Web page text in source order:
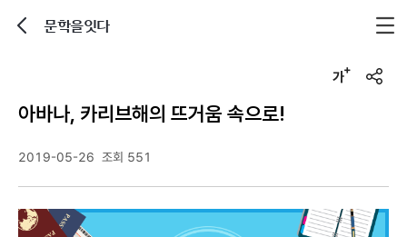
문학을잇다
u
아바나, 카리브해의 뜨거움 속으로!
2019-05-26 조회 551